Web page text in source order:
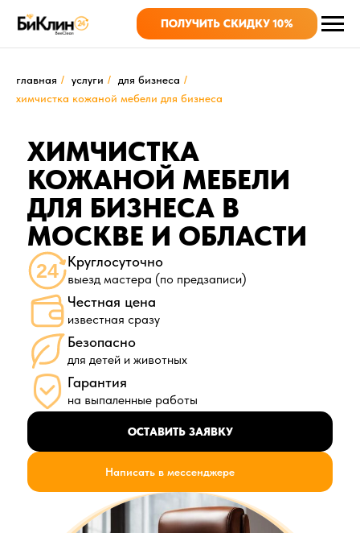
ПОЛУЧИТЬ СКИДКУ 10%
главная / услуги / для бизнеса /
химчистка кожаной мебели для бизнеса
ХИМЧИСТКА
КОЖАНОЙ МЕБЕЛИ
ДЛЯ БИЗНЕСА В
МОСКВЕ И ОБЛАСТИ
Круглосуточно
выезд мастера (по предзаписи)
Честная цена
известная сразу
Безопасно
для детей и животных
Гарантия
на выпаленные работы
ОСТАВИТЬ ЗАЯВКУ
Написать в мессенджере